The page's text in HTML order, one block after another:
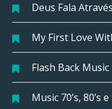
Deus Fala
My First Love
Flash Back Music
Music 70’s, 80’s e